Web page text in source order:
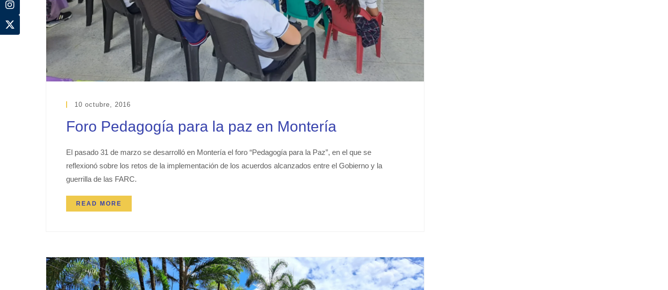
10 octubre, 2016
Foro Pedagogía para la paz en Montería
El pasado 31 de marzo se desarrolló en Montería el foro “Pedagogía para la Paz”, en el que se
reflexionó sobre los retos de la implementación de los acuerdos alcanzados entre el Gobierno y la
guerrilla de las FARC.
READ MORE